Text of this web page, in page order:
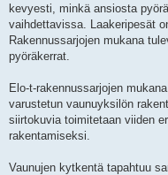
kevyesti, minkä ansiosta
vaihdettavissa. Laakeripesät
Rakennussarjojen mukana
pyöräkerrat.
Elo-t-rakennussarjojen
varustetun vaunuyksilön
siirtokuvia toimitetaan viiden
rakentamiseksi.
Vaunujen kytkentä tapahtuu